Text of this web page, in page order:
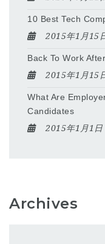
10 Best Tech
2015年1月15
Back To Work
2015年1月15
What Are
Candidates
2015年1月1日
Archives